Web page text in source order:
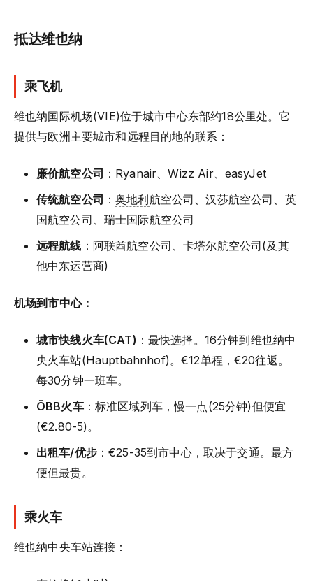
抵达维也纳
乘飞机
维也纳国际机场(VIE)位于城市中心东部约18公里处。它
提供与欧洲主要城市和远程目的地的联系：
廉价航空公司 ：Ryanair、Wizz Air、easyJet
传统航空公司 ：奥地利航空公司、汉莎航空公司、英
国航空公司、瑞士国际航空公司
远程航线 ：阿联酋航空公司、卡塔尔航空公司(及其
他中东运营商)
机场到市中心：
城市快线火车(CAT) ：最快选择。16分钟到维也纳中
央火车站(Hauptbahnhof)。€12单程，€20往返。
每30分钟一班车。
ÖBB火车：标准区域列车，慢一点(25分钟)但便宜
(€2.80-5)。
出租车/优步：€25-35到市中心，取决于交通。最方
便但最贵。
乘火车
维也纳中央车站连接：